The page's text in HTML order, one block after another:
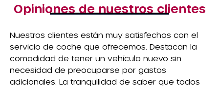
Opiniones de nuestros clientes
Nuestros clientes están muy satisfechos con el
servicio de coche que ofrecemos. Destacan la
comodidad de tener un vehículo nuevo sin
necesidad de preocuparse por gastos
adicionales. La tranquilidad de saber que todos